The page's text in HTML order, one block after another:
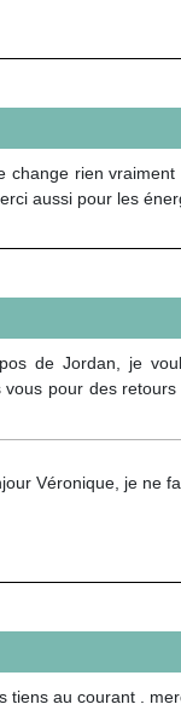
change rien
aussi pour les
de Jordan, je
pour des
Véronique, je ne
tiens au courant .